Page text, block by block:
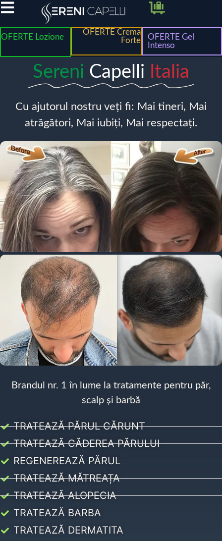
OFERTE Lozione
OFERTE Crema
Forte
OFERTE Gel
Intenso
Sereni Capelli Italia
Cu ajutorul nostru veți fi: Mai tineri, Mai
atrăgători, Mai iubiți, Mai respectați.
Brandul nr. 1 în lume la tratamente pentru păr,
scalp și barbă
TRATEAZĂ PĂRUL CĂRUNT
TRATEAZĂ CĂDEREA PĂRULUI
REGENEREAZĂ PĂRUL
TRATEAZĂ MĂTREAȚA
TRATEAZĂ ALOPECIA
TRATEAZĂ BARBA
TRATEAZĂ DERMATITA